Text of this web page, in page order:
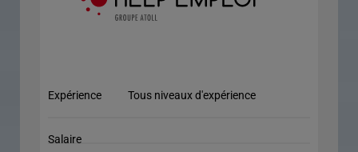
Expérience Tous niveaux d'expérience
Salaire